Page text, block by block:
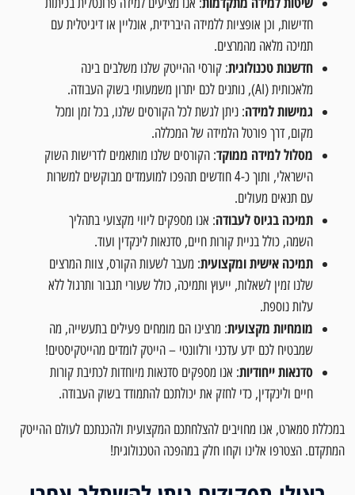
חדישות, וכן אופציות ללמידה היברידית, אונליין או דיגיטלית עם
תמיכה מלאה מהמרצים.
חדשנות טכנולוגית: קורסי ההייטק שלנו משלבים בינה
מלאכותית (AI), נותנים לכם יתרון משמעותי בשוק העבודה.
גמישות למידה: ניתן לגשת לכל הקורסים שלנו, בכל זמן ומכל
מקום, דרך פורטל הלמידה של המכללה.
מסלול למידה ממוקד: הקורסים שלנו מותאמים לדרישות השוק
הישראלי, ותוך כ-4 חודשים תהפכו למועמדים מבוקשים למשרות
עם תנאים מעולים.
תמיכה בגיוס לעבודה: אנו מספקים ליווי מקצועי בתהליך
השמה, כולל בניית קורות חיים, סדנאות לינקדין ועוד.
תמיכה אישית ומקצועית: מעבר לשעות הקורס, צוות המרצים
שלנו זמין לשאלות, ייעוץ ותמיכה, כולל שעורי תגבור ותרגול ללא
עלות נוספת.
מומחיות מקצועית: מרצינו הם מומחים פעילים בתעשייה, מה
שמבטיח לכם ידע עדכני ורלוונטי – הייטק לומדים מהייטקיסטים!
סדנאות ייחודיות: אנו מספקים סדנאות מיוחדות לכתיבת קורות
חיים ולינקדין, כדי לחזק את יכולתכם להתמודד בשוק העבודה.
במכללת סמארט, אנו מחויבים להצלחתכם המקצועית ולהכנתכם לעולם ההייטק
המתקדם. הצטרפו אלינו וקחו חלק במהפכה הטכנולוגית!